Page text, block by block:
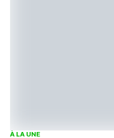
À LA UNE